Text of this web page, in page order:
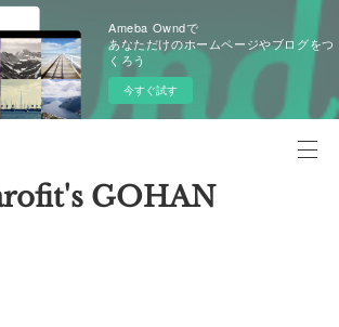
Ameba Owndで
あなただけのホームページやブログをつ
くろう
今すぐ試す
GOHAN